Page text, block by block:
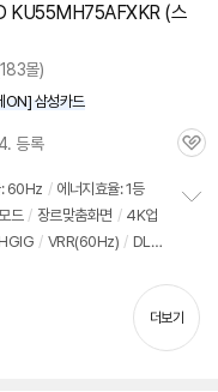
KU55MH75AFXKR (스
몰)
삼성카드
등록
관
60Hz / 에너지효율: 1등
드 / 장르맞춤화면 / 4K업
/ VRR(60Hz) / DL
기
더보기